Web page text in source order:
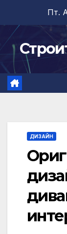
содержимому
Пт.
ДИЗАЙН